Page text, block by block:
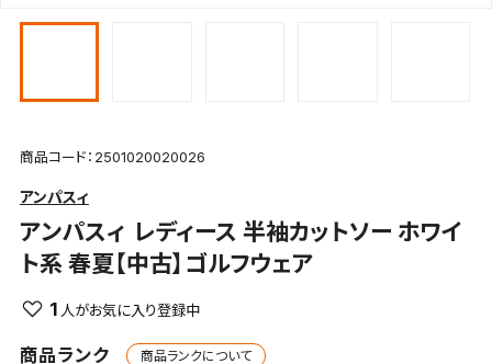
商品コード：2501020020026
アンパスィ
アンパスィ レディース 半袖カットソー ホワイ
ト系 春夏【中古】ゴルフウェア
1
商品ランク 商品ランクについて